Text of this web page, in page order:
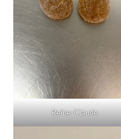
Reine-Claude